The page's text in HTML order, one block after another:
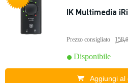
IK Multimedia
Prezzo consigliato
Disponibile
Aggiungi al